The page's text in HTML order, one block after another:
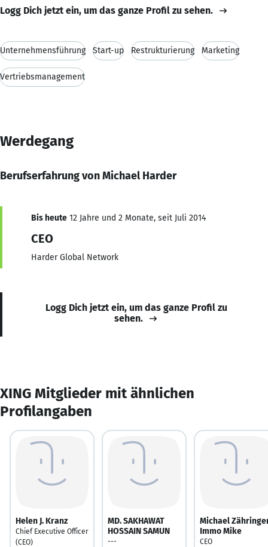
Logg Dich jetzt ein, um das ganze Profil zu sehen.
Unternehmensführung Start-up Restrukturierung Marketing
Vertriebsmanagement
Werdegang
Berufserfahrung von Michael Harder
Bis heute 12 Jahre und 2 Monate, seit Juli 2014
CEO
Harder Global Network
Logg Dich jetzt ein, um das ganze Profil zu
sehen.
XING Mitglieder mit ähnlichen
Profilangaben
Helen J. Kranz
Chief Executive Officer
(CEO)
MD. SAKHAWAT
HOSSAIN SAMUN
---
Michael
Immo Mike
CEO